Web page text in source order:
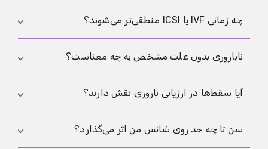
وقتی پیش می‌آید که ماه‌ها به تنها راهبرد تبدیل شوند و
ارزیابی ضروری را به تعویق بیندازند. برای مبانی می‌توانید
بیشتر زمانی که لوله‌ها باز باشند، لازم باشد زمان‌بندی بهتر
توضیح شفاف‌تر را می‌توانید در
بخوانید.
چه زمانی IVF یا ICSI منطقی‌تر می‌شوند؟
به‌ویژه وقتی لوله‌ها آسیب بیشتری دیده باشند، چند عامل
گام‌های ساده‌تر قبلاً موفق نشده باشند. تفاوت‌ها در
با جزئیات بیشتر توضیح داده شده‌اند.
ناباروری بدون علت مشخص به چه معناست؟
یعنی ارزیابی استاندارد، یک علت روشن واحد را نشان
این معناست که هیچ یافته اصلی و واضحی دیده نشده
است. برای توضیح بیشتر می‌توانید
ناباروری بدون علت
آیا سقط‌ها در ارزیابی باروری نقش دارند؟
بله. سقط‌های مکرر مسیر ارزیابی را تغییر می‌دهند، چون
سن تا چه حد روی شانس من اثر می‌گذارد؟